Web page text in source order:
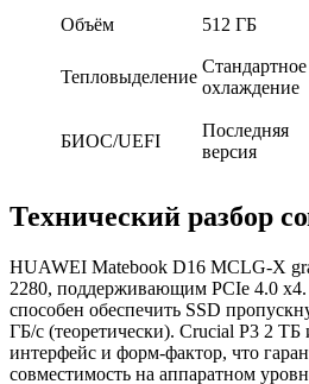
Объём
512 ГБ
Тепловыделение
Стандартное
охлаждение
БИОС/UEFI
Последняя
версия
Технический разбор
HUAWEI Matebook D16 MCLG-X
2280, поддерживающим PCIe 4.0 x4.
способен обеспечить SSD
ГБ/с (теоретически). Crucial P3 2 ТБ
интерфейс и форм-фактор, что
совместимость на аппаратном